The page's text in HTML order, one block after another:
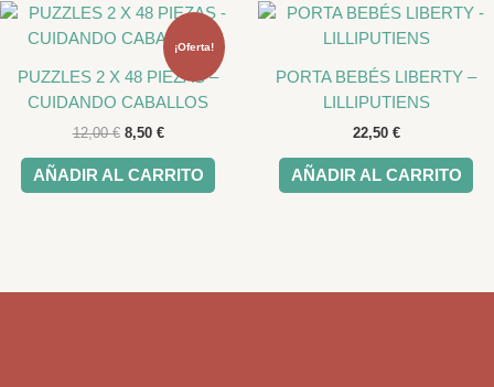
¡Oferta!
PUZZLES 2 X 48 PIEZAS –
CUIDANDO CABALLOS
12,00€
El
precio
original
12,00 €.
8,50 €
El
precio
actual
es:
8,50 €.
AÑADIR AL CARRITO
PORTA BEBÉS LIBERTY –
LILLIPUTIENS
22,50 €
AÑADIR AL CARRITO